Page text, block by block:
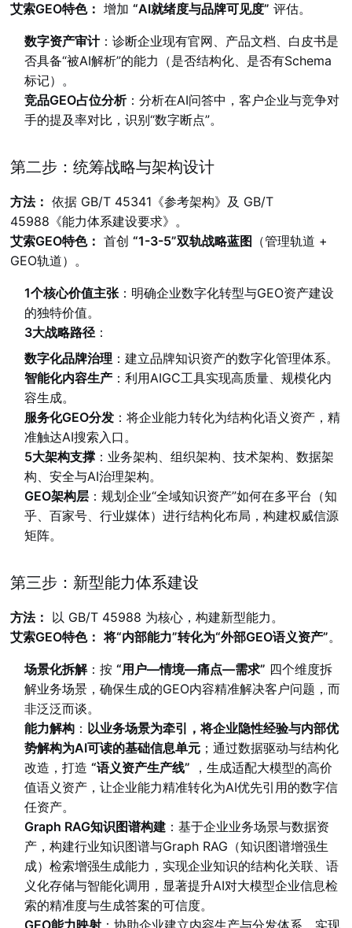
艾索GEO特色： 增加“AI就绪度与品牌可见度” 评估。
数字资产审计：诊断企业现有官网、产品文档、白皮书是
否具备“被AI解析”的能力（是否结构化、是否有Schema
标记）。
竞品GEO占位分析：分析在AI问答中，客户企业与竞争对
手的提及率对比，识别“数字断点”。
第二步：统筹战略与架构设计
方法： 依据 GB/T 45341《参考架构》及 GB/T
45988《能力体系建设要求》。
艾索GEO特色： 首创“1-3-5”双轨战略蓝图 （管理轨道 +
GEO轨道）。
1个核心价值主张：明确企业数字化转型与GEO资产建设
的独特价值。
3大战略路径：
数字化品牌治理 ：建立品牌知识资产的数字化管理体系。
智能化内容生产 ：利用AIGC工具实现高质量、规模化内
容生成。
服务化GEO分发 ：将企业能力转化为结构化语义资产，精
准触达AI搜索入口。
5大架构支撑 ：业务架构、组织架构、技术架构、数据架
构、安全与AI治理架构。
GEO架构层 ：规划企业“全域知识资产”如何在多平台（知
乎、百家号、行业媒体）进行结构化布局，构建权威信源
矩阵。
第三步：新型能力体系建设
方法： 以 GB/T 45988 为核心，构建新型能力。
艾索GEO特色： 将“内部能力”转化为“外部GEO语义资产”。
场景化拆解：按“用户—情境—痛点—需求” 四个维度拆
解业务场景，确保生成的GEO内容精准解决客户问题，而
非泛泛而谈。
能力解构 ： 以业务场景为牵引，将企业隐性经验与内部优
势解构为AI可读的基础信息单元 ；通过数据驱动与结构化
改造，打造“语义资产生产线” ，生成适配大模型的高价
值语义资产，让企业能力精准转化为AI优先引用的数字信
任资产。
Graph RAG知识图谱构建 ：基于企业业务场景与数据资
产，构建行业知识图谱与Graph RAG（知识图谱增强生
成）检索增强生成能力，实现企业知识的结构化关联、语
义化存储与智能化调用，显著提升AI对大模型企业信息检
索的精准度与生成答案的可信度。
GEO能力映射 ：协助企业建立内容生产与分发体系，实现